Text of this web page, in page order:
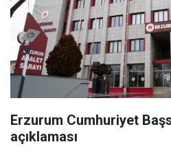
Erzurum Cumhuriyet
açıklaması